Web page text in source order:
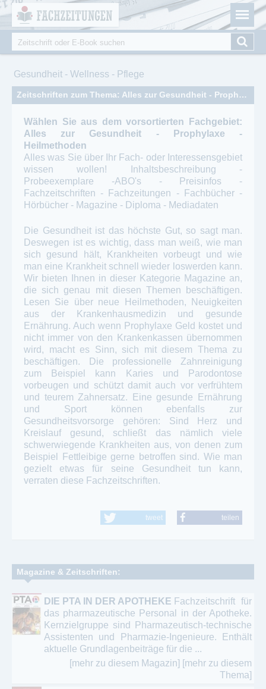
Fachzeitungen.de - Das unabhängige Portal für
Fachmagazine Fachpublikationen & eBooks
Suchformular
Suche
Gesundheit - Wellness - Pflege
Zeitschriften zum Thema: Alles zur Gesundheit - Prophylaxe - Heilmethoden
Wählen Sie aus dem vorsortierten Fachgebiet:
Alles zur Gesundheit - Prophylaxe -
Heilmethoden
Alles was Sie über Ihr Fach- oder Interessensgebiet
wissen wollen! Inhaltsbeschreibung -
Probeexemplare -ABO's - Preisinfos -
Fachzeitschriften - Fachzeitungen - Fachbücher -
Hörbücher - Magazine - Diploma - Mediadaten
Die Gesundheit ist das höchste Gut, so sagt man.
Deswegen ist es wichtig, dass man weiß, wie man
sich gesund hält, Krankheiten vorbeugt und wie
man eine Krankheit schnell wieder loswerden kann.
Wir bieten Ihnen in dieser Kategorie Magazine an,
die sich genau mit diesen Themen beschäftigen.
Lesen Sie über neue Heilmethoden, Neuigkeiten
aus der Krankenhausmedizin und gesunde
Ernährung. Auch wenn Prophylaxe Geld kostet und
nicht immer von den Krankenkassen übernommen
wird, macht es Sinn, sich mit diesem Thema zu
beschäftigen. Die professionelle Zahnreinigung
zum Beispiel kann Karies und Parodontose
vorbeugen und schützt damit auch vor verfrühtem
und teurem Zahnersatz. Eine gesunde Ernährung
und Sport können ebenfalls zur
Gesundheitsvorsorge gehören: Sind Herz und
Kreislauf gesund, schließt das nämlich viele
schwerwiegende Krankheiten aus, von denen zum
Beispiel Fettleibige gerne betroffen sind. Wie man
gezielt etwas für seine Gesundheit tun kann,
verraten diese Fachzeitschriften.
tweet teilen
Magazine & Zeitschriften:
DIE PTA IN DER APOTHEKE Fachzeitschrift für
das pharmazeutische Personal in der Apotheke.
Kernzielgruppe sind Pharmazeutisch-technische
Assistenten und Pharmazie-Ingenieure. Enthält
aktuelle Grundlagenbeiträge für die ...
[mehr zu diesem Magazin] [mehr zu diesem
Thema]
Cookie-Einstellungen